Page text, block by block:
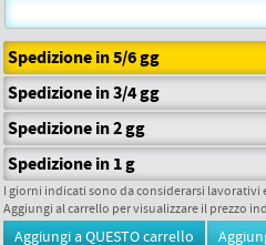
Spedizione in 5/6 gg
Spedizione in 3/4 gg
Spedizione in 2 gg
Spedizione in 1 g
I giorni indicati sono da considerarsi
Aggiungi al carrello per visualizzare il prezzo